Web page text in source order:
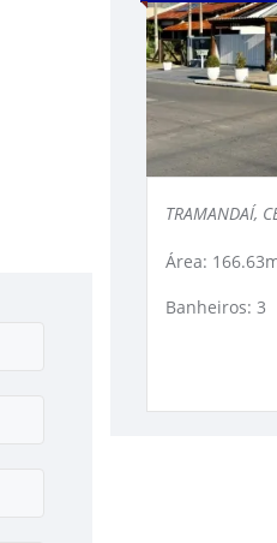
TRAMANDAÍ,
Área:
Banheiros: 3